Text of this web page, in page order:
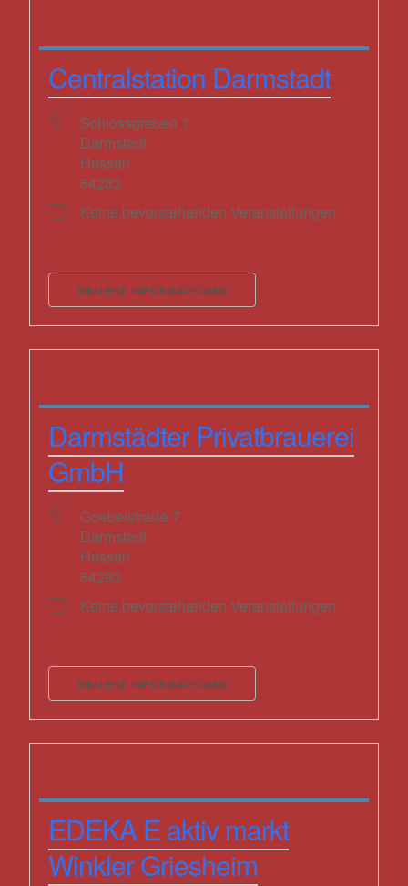
Centralstation Darmstadt
Schlossgraben 1
Darmstadt
Hessen
64283
Keine bevorstehenden Veranstaltungen
WEITERE INFORMATIONEN
Darmstädter Privatbrauerei
GmbH
Goebelstraße 7
Darmstadt
Hessen
64293
Keine bevorstehenden Veranstaltungen
WEITERE INFORMATIONEN
EDEKA E aktiv markt
Winkler Griesheim